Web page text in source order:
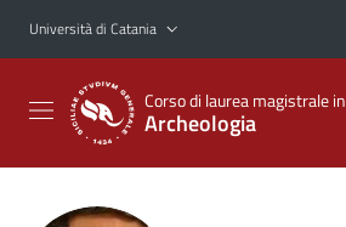
Vai al contenuto principale
Vai al menu di navigazione
Università di Catania
Corso di laurea magistrale in
Archeologia